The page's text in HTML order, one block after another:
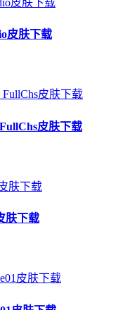
皮肤下载
皮肤下载
肤下载